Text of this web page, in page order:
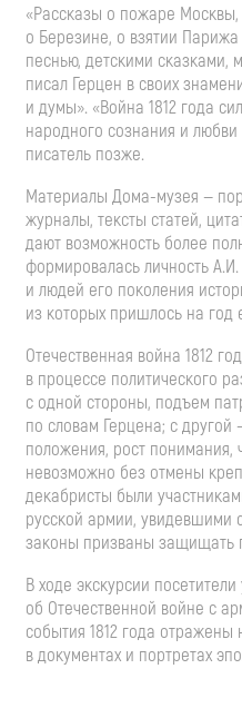
«Рассказы о пожаре
о Березине, о взятии
песнью, детскими
писал Герцен в своих
и думы». «Война 1812 года
народного сознания и
писатель позже.
Материалы Дома-музея —
журналы, тексты статей,
дают возможность более
формировалась личность
и людей его поколения
из которых пришлось на год
Отечественная война 1812
в процессе политического
с одной стороны, подъем
по словам Герцена; с
положения, рост понимания,
невозможно без отмены
декабристы были
русской армии, увидевшими
законы призваны защищать
В ходе экскурсии
об Отечественной войне с
события 1812 года
в документах и портретах